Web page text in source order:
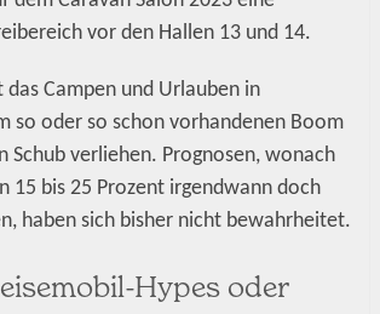
vor den Hallen 13 und 14.
das Campen und Urlauben in
so oder so schon vorhandenen Boom
Schub verliehen. Prognosen, wonach
15 bis 25 Prozent irgendwann doch
haben sich bisher nicht bewahrheitet.
Hypes oder